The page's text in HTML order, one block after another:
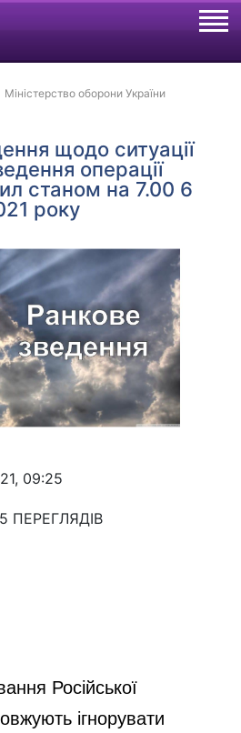
Міністерство оборони України
щодо ситуації
операції
станом на 7.00 6
року
09:25
ПЕРЕГЛЯДІВ
Російської
ігнорувати